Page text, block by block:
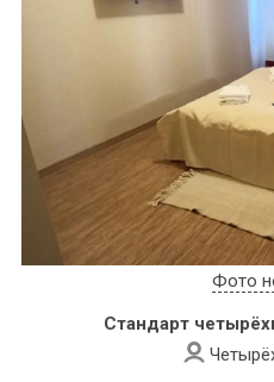
Фото
Стандарт